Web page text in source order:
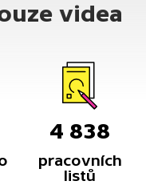
videa
4 838
pracovních
listů